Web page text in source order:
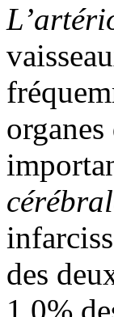
des
1,0%